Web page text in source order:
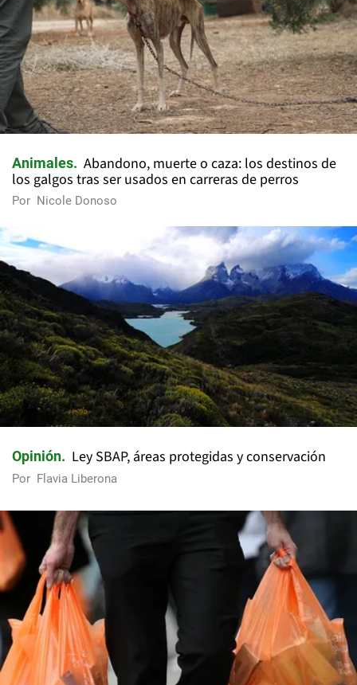
Animales
Abandono, muerte o caza: los destinos de
los galgos tras ser usados en carreras de perros
Por Nicole Donoso
Opinión Ley SBAP, áreas protegidas y conservación
Por Flavia Liberona